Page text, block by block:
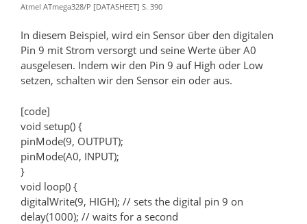
Atmel ATmega328/P [DATASHEET] S. 390
In diesem Beispiel, wird ein Sensor über den digitalen
Pin 9 mit Strom versorgt und seine Werte über A0
ausgelesen. Indem wir den Pin 9 auf High oder Low
setzen, schalten wir den Sensor ein oder aus.
[code]
void setup() {
pinMode(9, OUTPUT);
pinMode(A0, INPUT);
}
void loop() {
digitalWrite(9, HIGH); // sets the digital pin 9 on
delay(1000); // waits for a second